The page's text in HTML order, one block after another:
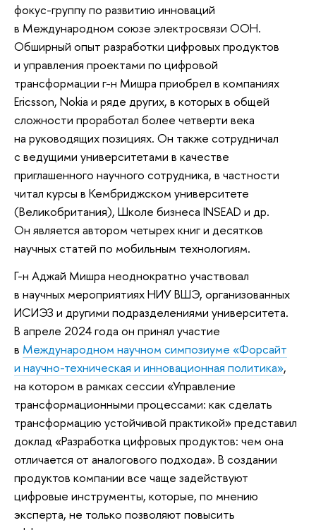
фокус-группу по развитию инноваций
в Международном союзе электросвязи ООН.
Обширный опыт разработки цифровых продуктов
и управления проектами по цифровой
трансформации г-н Мишра приобрел в компаниях
Ericsson, Nokia и ряде других, в которых в общей
сложности проработал более четверти века
на руководящих позициях. Он также сотрудничал
с ведущими университетами в качестве
приглашенного научного сотрудника, в частности
читал курсы в Кембриджском университете
(Великобритания), Школе бизнеса INSEAD и др.
Он является автором четырех книг и десятков
научных статей по мобильным технологиям.
Г-н Аджай Мишра неоднократно участвовал
в научных мероприятиях НИУ ВШЭ, организованных
ИСИЭЗ и другими подразделениями университета.
В апреле 2024 года он принял участие
в Международном научном симпозиуме «Форсайт
и научно-техническая и инновационная политика»,
на котором в рамках сессии «Управление
трансформационными процессами: как сделать
трансформацию устойчивой практикой» представил
доклад «Разработка цифровых продуктов: чем она
отличается от аналогового подхода». В создании
продуктов компании все чаще задействуют
цифровые инструменты, которые, по мнению
эксперта, не только позволяют повысить